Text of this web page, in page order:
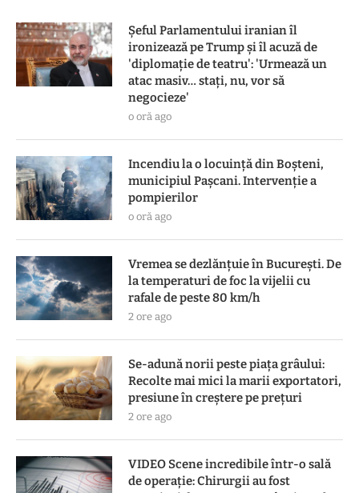
Șeful Parlamentului iranian îl
ironizează pe Trump și îl acuză de
'diplomație de teatru': 'Urmează un
atac masiv… stați, nu, vor să
negocieze'
o oră ago
Incendiu la o locuință din Boșteni,
municipiul Pașcani. Intervenție a
pompierilor
o oră ago
Vremea se dezlănțuie în București. De
la temperaturi de foc la vijelii cu
rafale de peste 80 km/h
2 ore ago
Se-adună norii peste piața grâului:
Recolte mai mici la marii exportatori,
presiune în creștere pe prețuri
2 ore ago
VIDEO Scene incredibile într-o sală
de operație: Chirurgii au fost